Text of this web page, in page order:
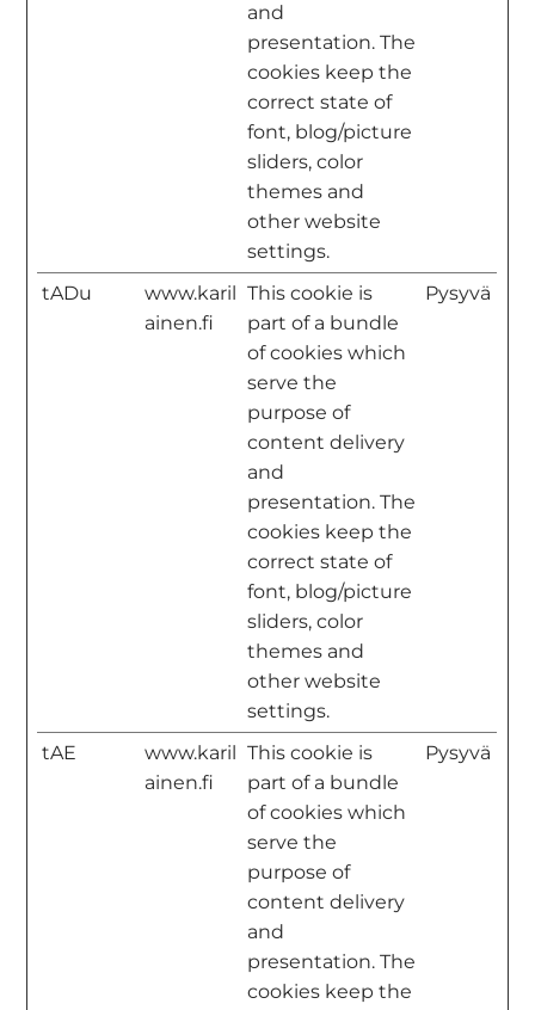
and
presentation. The
cookies keep the
correct state of
font, blog/picture
sliders, color
themes and
other website
settings.
tADu
www.karil
ainen.fi
This cookie is
part of a bundle
of cookies which
serve the
purpose of
content delivery
and
presentation. The
cookies keep the
correct state of
font, blog/picture
sliders, color
themes and
other website
settings.
Pysyvä
tAE
www.karil
ainen.fi
This cookie is
part of a bundle
of cookies which
serve the
purpose of
content delivery
and
presentation. The
cookies keep the
Pysyvä